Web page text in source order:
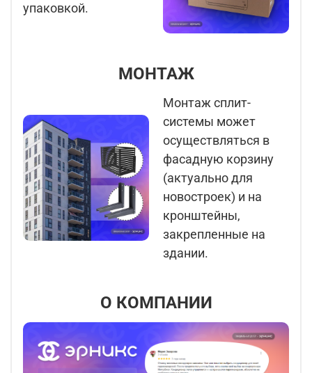
упаковкой.
МОНТАЖ
Монтаж сплит-
системы может
осуществляться в
фасадную корзину
(актуально для
новостроек) и на
кронштейны,
закрепленные на
здании.
О КОМПАНИИ